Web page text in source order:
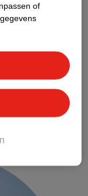
slapen.
helpen om je ogen
met
die helpen
Je vindt
moeie ogen
of